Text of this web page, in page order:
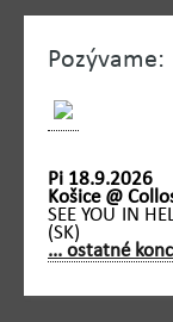
Pozývame:
Pi 18.9.2026
Košice @
SEE YOU IN
(SK)
... ostatné